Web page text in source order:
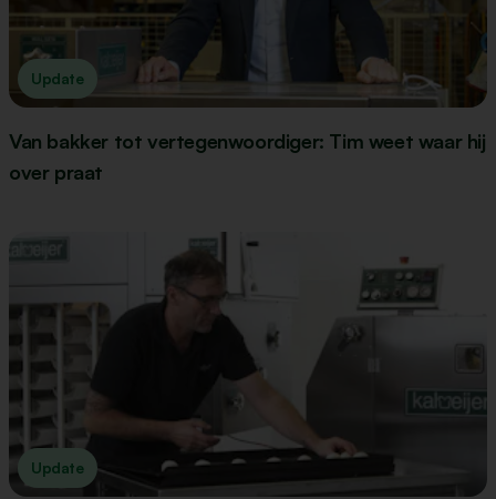
Update
Van bakker tot vertegenwoordiger: Tim weet waar hij
over praat
Update